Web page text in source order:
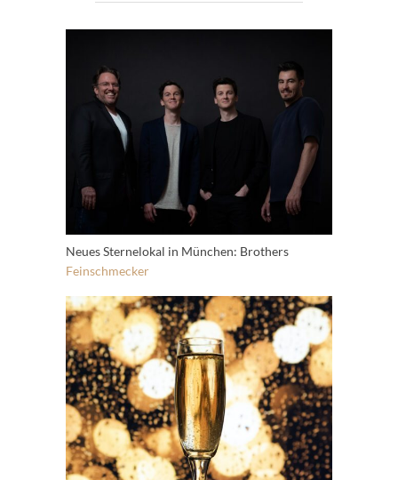
Neues Sternelokal in München: Brothers
Feinschmecker